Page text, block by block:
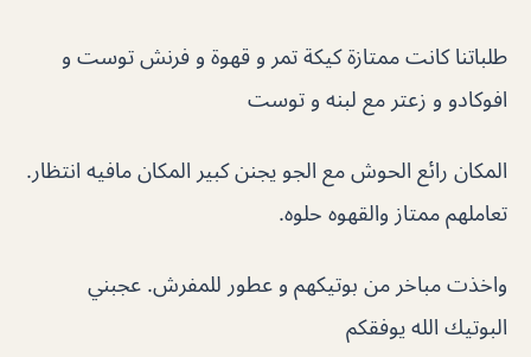
طلباتنا كانت ممتازة كيكة تمر و قهوة و فرنش توست و
افوكادو و زعتر مع لبنه و توست
المكان رائع الحوش مع الجو يجنن كبير المكان مافيه انتظار.
تعاملهم ممتاز والقهوه حلوه.
واخذت مباخر من بوتيكهم و عطور للمفرش. عجبني
البوتيك الله يوفقكم